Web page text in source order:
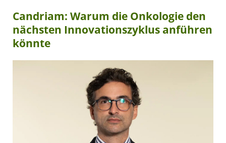
Candriam: Warum die Onkologie den
nächsten Innovationszyklus anführen
könnte